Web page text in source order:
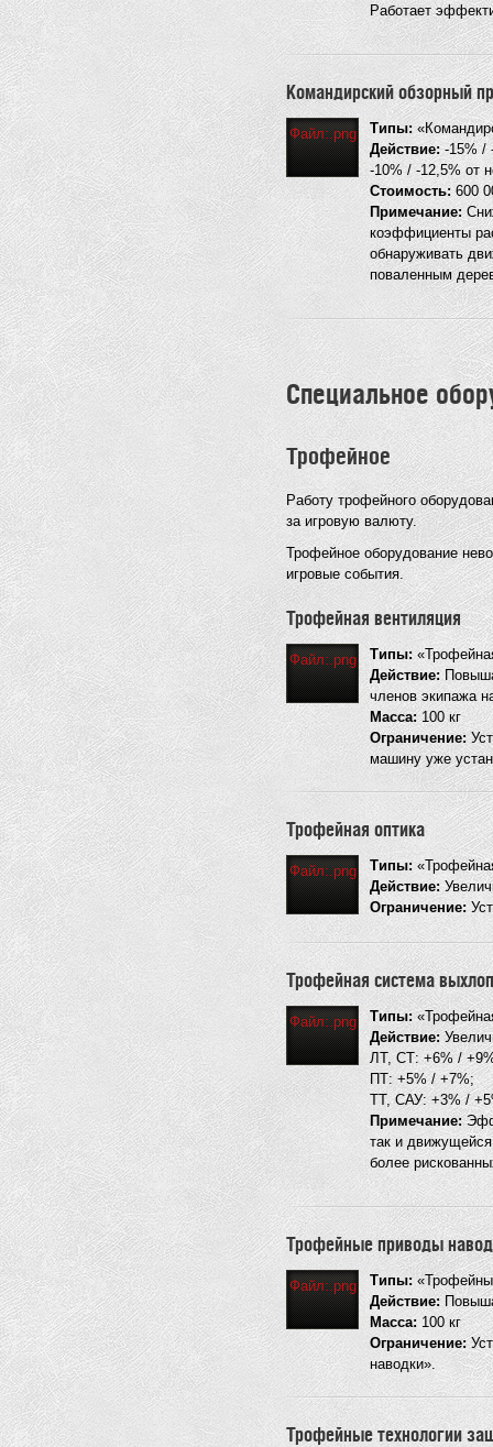
Работает
Командирский обзорный
Файл:.png Типы:
Действие:-15% / -
-10% / -12,5% от
Стоимость: 600
Примечание:
коэффициенты
обнаруживать
поваленным
Специальное
Трофейное
Работу трофейного
за игровую валюту.
Трофейное оборудование
игровые события.
Трофейная вентиляция
Файл:.png Типы:
Действие:
членов экипажа
Масса:100 кг
Ограничение:
машину уже
Трофейная оптика
Файл:.png Типы:
Действие:
Ограничение:
Трофейная система
Файл:.png Типы:
Действие:
ЛТ, СТ: +6% /
ПТ: +5% / +7%;
ТТ, САУ: +3% /
Примечание:
так и
более
Трофейные приводы
Файл:.png Типы:
Действие:
Масса: 100 кг
Ограничение:
наводки».
Трофейные технологии